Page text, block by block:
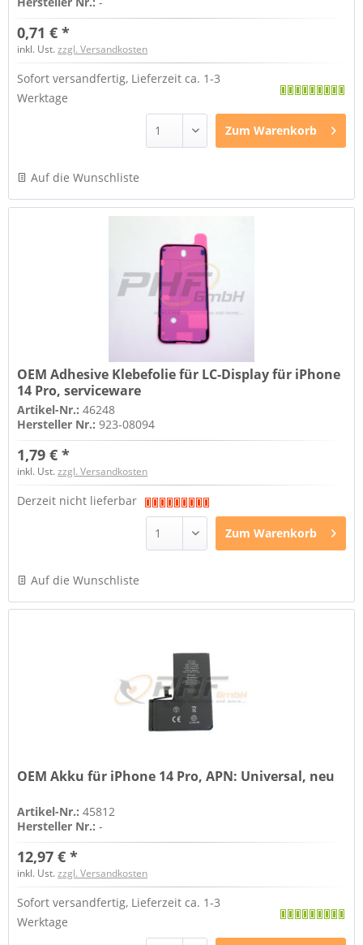
0,71 € *
inkl. Ust.zzgl. Versandkosten
Sofort versandfertig, Lieferzeit ca. 1-3
Werktage
Zum Warenkorb
Auf die Wunschliste
OEM Adhesive Klebefolie für LC-Display für iPhone
14 Pro, serviceware
Artikel-Nr.:46248
Hersteller Nr.:923-08094
1,79 € *
inkl. Ust.zzgl. Versandkosten
Derzeit nicht lieferbar
Zum Warenkorb
Auf die Wunschliste
OEM Akku für iPhone 14 Pro, APN: Universal, neu
Artikel-Nr.:45812
Hersteller Nr.:-
12,97 € *
inkl. Ust.zzgl. Versandkosten
Sofort versandfertig, Lieferzeit ca. 1-3
Werktage